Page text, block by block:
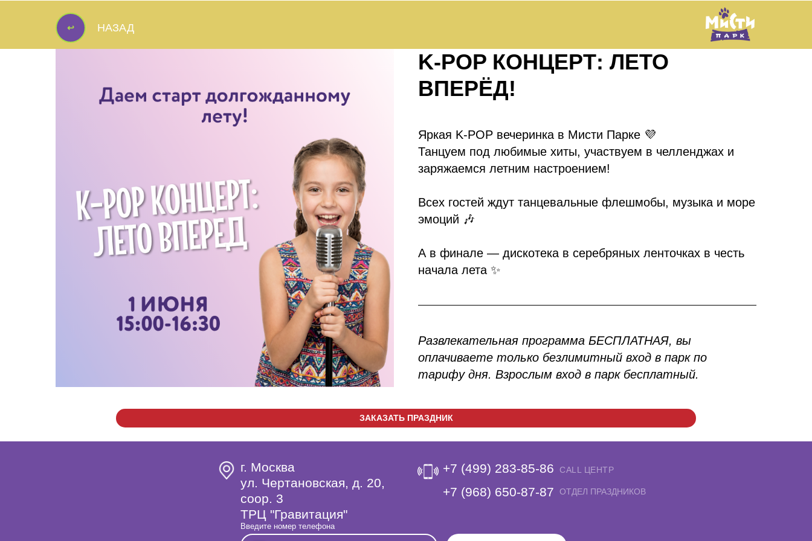
↩ НАЗАД
↩
K-POP КОНЦЕРТ: ЛЕТО
ВПЕРЁД!
Яркая K-POP вечеринка в Мисти Парке 💜
Танцуем под любимые хиты, участвуем в челленджах и
заряжаемся летним настроением!
Всех гостей ждут танцевальные флешмобы, музыка и море
эмоций 🎶
А в финале — дискотека в серебряных ленточках в честь
начала лета ✨
Развлекательная программа БЕСПЛАТНАЯ, вы
оплачиваете только безлимитный вход в парк по
тарифу дня. Взрослым вход в парк бесплатный.
ЗАКАЗАТЬ ПРАЗДНИК
Введите номер телефона
г. Москва
ул. Чертановская, д. 20,
coop. 3
ТРЦ "Гравитация"
+7 (499) 283-85-86
‎+7 (968) 650-87-87
ОТДЕЛ ПРАЗДНИКОВ
CALL ЦЕНТР